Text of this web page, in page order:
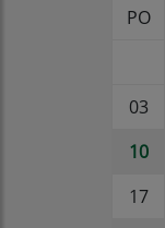
PO
03
10
17